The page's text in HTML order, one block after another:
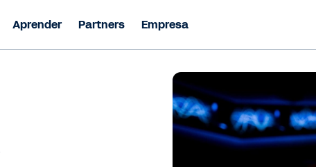
Aprender Partners Empresa